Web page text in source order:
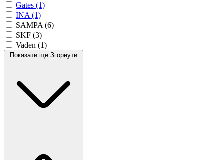
Gates (1)
INA (1)
SAMPA (6)
SKF (3)
Vaden (1)
Показати ще Згорнути